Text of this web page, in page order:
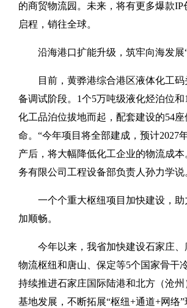
的商贸物流园。未来，将有更多爆款IP
启程，销往全球。
沿海港口扩能升级，筑牢向海发展“
目前，黄骅港综合港区液体化工
备调试阶段。1个5万吨级液化烃泊位
化工品泊位拔地而起，配套建设的54
命。“今年项目将全部建成，预计2027
产后，将大幅降低化工企业的物流成本
务有限公司工程设备部负责人孙力学说
一个个重大枢纽项目加快建设，助
加顺畅。
今年以来，我省加快建设石家庄、
物流枢纽 和唐山、保定等5个国家骨干
持续推进石家庄国际陆港和北方（沧
基地发展，不断拓展“枢纽+通道+网络